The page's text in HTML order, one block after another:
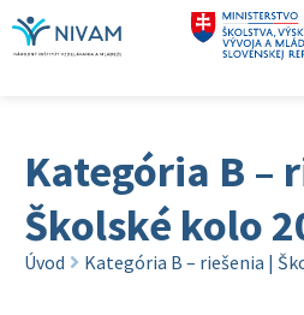
Kategória B –
Školské kolo
Úvod Kategória B – riešenia |